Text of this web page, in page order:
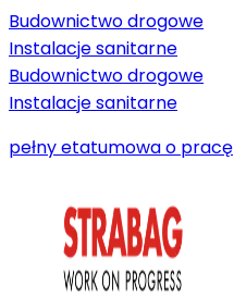
Budownictwo drogowe
Instalacje sanitarne
Budownictwo drogowe
Instalacje sanitarne
pełny etatumowa o pracę